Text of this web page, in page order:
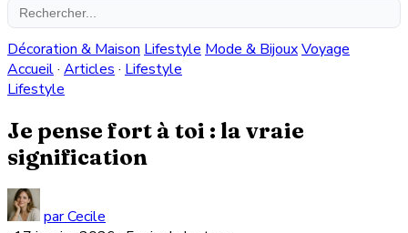
Décoration & Maison Lifestyle Mode & BijouxVoyage
Accueil· Articles · Lifestyle
Lifestyle
Je pense fort à toi : la vraie
signification
par Cecile